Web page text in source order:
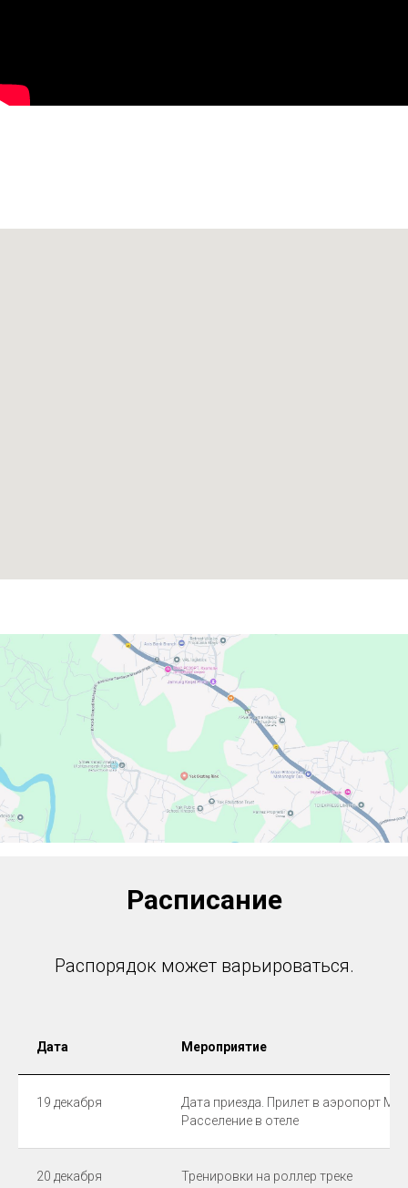
Расписание
Распорядок может варьироваться.
Дата Мероприятие
19 декабря
Дата приезда. Прилет в аэропорт
Расселение в отеле
20 декабря Тренировки на роллер треке